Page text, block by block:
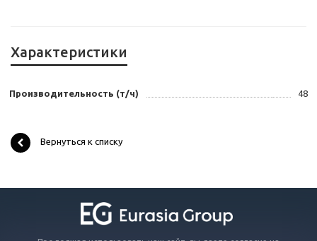
Характеристики
Производительность (т/ч) 48
Вернуться к списку